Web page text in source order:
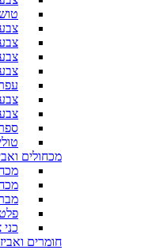
מכחולים
כני
חומרים